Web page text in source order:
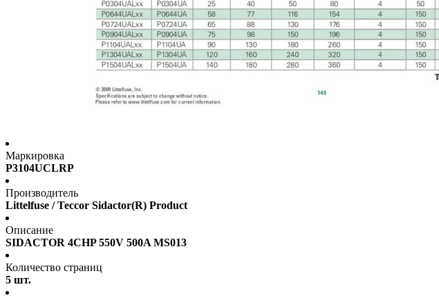
Маркировка
P3104UCLRP
Производитель
Littelfuse / Teccor Sidactor(R) Product
Описание
SIDACTOR 4CHP 550V 500A MS013
Количество страниц
5 шт.